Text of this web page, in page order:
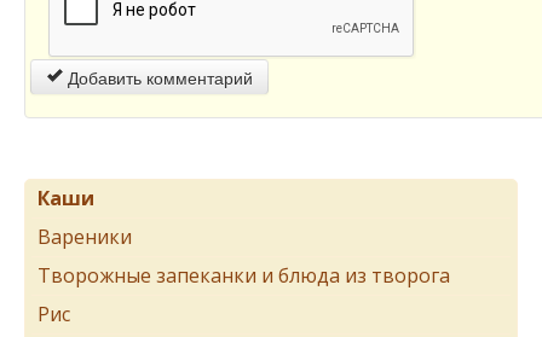
Добавить комментарий
Каши
Вареники
Творожные запеканки и блюда из творога
Рис